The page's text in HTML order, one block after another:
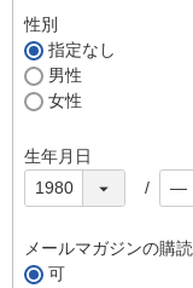
性別
指定なし
男性
女性
生年月日
メールマガジンの購読
可